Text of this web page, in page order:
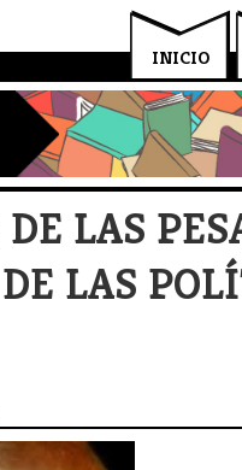
INICIO
DE LAS
LAS